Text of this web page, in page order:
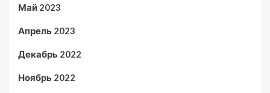
Май 2023
Апрель 2023
Декабрь 2022
Ноябрь 2022